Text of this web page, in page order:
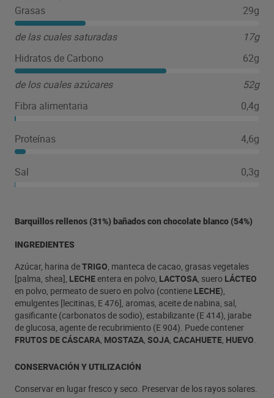
Grasas
29g
de las cuales saturadas
17g
Hidratos de Carbono
62g
de los cuales azúcares
52g
Fibra alimentaria
0,4g
Proteínas 4,6g
Sal 0,3g
Barquillos rellenos (31%) bañados con chocolate blanco (54%)
INGREDIENTES
Azúcar, harina deTRIGO, manteca de cacao, grasas vegetales
[palma, shea], LECHEentera en polvo, LACTOSA, suero LÁCTEO
en polvo, permeato de suero en polvo (contiene LECHE),
emulgentes [lecitinas, E 476], aromas, aceite de nabina, sal,
gasificante (carbonatos de sodio), estabilizante (E 414), jarabe
de glucosa, agente de recubrimiento (E 904). Puede contener
FRUTOS DE CÁSCARA, MOSTAZA, SOJA, CACAHUETE, HUEVO.
CONSERVACIÓN Y UTILIZACIÓN
Conservar en lugar fresco y seco. Preservar de los rayos solares.